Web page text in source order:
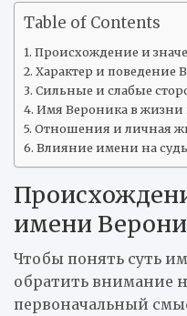
Table of Contents
Происхождение и
Характер и поведение
Сильные и слабые
Имя Вероника в жизни
Отношения и личная
Влияние имени на
имени
Чтобы понять суть
обратить внимание
первоначальный